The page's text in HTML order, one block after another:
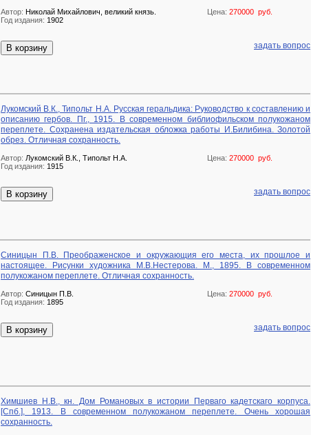
Цена: 270000 руб.
Автор: Николай Михайлович, великий князь.
Год издания: 1902
В корзину задать вопрос
Лукомский В.К., Типольт Н.А. Русская геральдика: Руководство к составлению и
описанию гербов. Пг., 1915. В современном библиофильском полукожаном
переплете. Сохранена издательская обложка работы И.Билибина. Золотой
обрез. Отличная сохранность.
Цена: 270000 руб.
Автор: Лукомский В.К., Типольт Н.А.
Год издания: 1915
В корзину задать вопрос
Синицын П.В. Преображенское и окружающия его места, их прошлое и
настоящее. Рисунки художника М.В.Нестерова. М., 1895. В современном
полукожаном переплете. Отличная сохранность.
Цена: 270000 руб.
Автор: Синицын П.В.
Год издания: 1895
В корзину задать вопрос
Химшиев Н.В., кн. Дом Романовых в истории Перваго кадетскаго корпуса.
[Спб.], 1913. В современном полукожаном переплете. Очень хорошая
сохранность.